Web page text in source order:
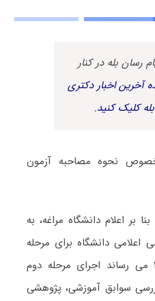
رسان بله در کنار
آخرین اخبار دکتری
کلیک کنید.
خصوص نحوه مصاحبه آزمون
بر اعلام دانشگاه مراغه، به
اعلامی دانشگاه برای مرحله
اول آزمون دکترای سال ۱۴۰۴ می رساند اجرای مرحله دوم
سوابق آموزشی، پژوهشی